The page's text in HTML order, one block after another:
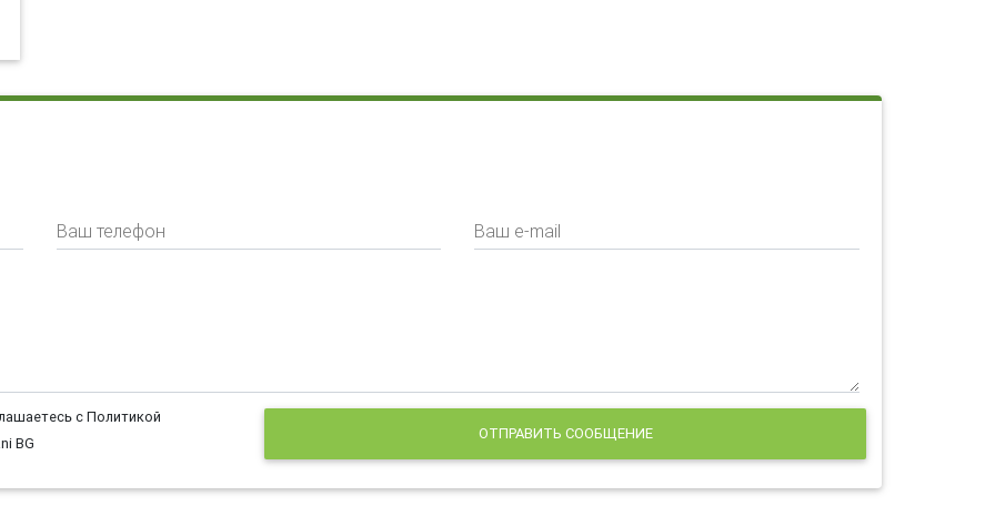
Ваш телефон Ваш e-mail
с Политикой
BG
ОТПРАВИТЬ СООБЩЕНИЕ